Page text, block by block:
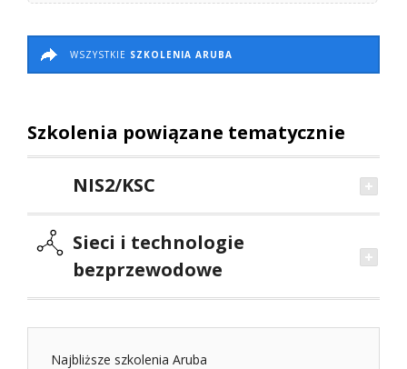
WSZYSTKIE SZKOLENIA ARUBA
Szkolenia powiązane tematycznie
NIS2/KSC
Sieci i technologie
bezprzewodowe
Najbliższe szkolenia Aruba